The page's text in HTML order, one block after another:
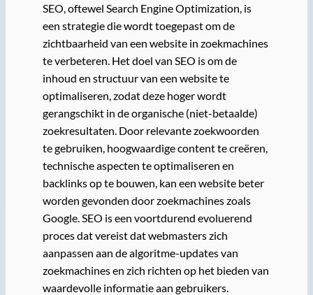
SEO, oftewel Search Engine Optimization, is
een strategie die wordt toegepast om de
zichtbaarheid van een website in zoekmachines
te verbeteren. Het doel van SEO is om de
inhoud en structuur van een website te
optimaliseren, zodat deze hoger wordt
gerangschikt in de organische (niet-betaalde)
zoekresultaten. Door relevante zoekwoorden
te gebruiken, hoogwaardige content te creëren,
technische aspecten te optimaliseren en
backlinks op te bouwen, kan een website beter
worden gevonden door zoekmachines zoals
Google. SEO is een voortdurend evoluerend
proces dat vereist dat webmasters zich
aanpassen aan de algoritme-updates van
zoekmachines en zich richten op het bieden van
waardevolle informatie aan gebruikers.